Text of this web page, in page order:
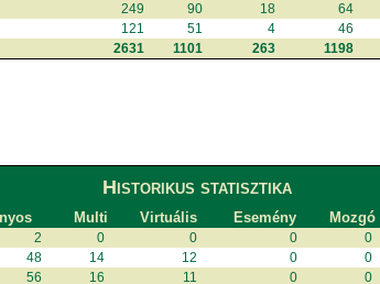
249 90 18
64
121 51 4
46
2631 1101 263 1198
Historikus statisztika
Multi Virtuális Esemény Mozgó
2 0 0 0
0
48 14 12 0
0
56 16 11 0
0